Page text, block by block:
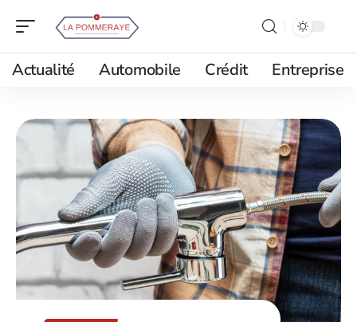
Actualité Automobile Crédit Entreprise